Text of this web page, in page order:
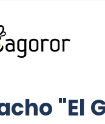
"El